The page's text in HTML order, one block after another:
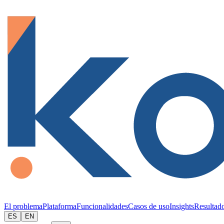
El problemaPlataformaFuncionalidadesCasos de usoInsights
ES EN